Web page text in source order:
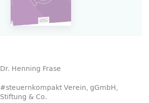
Dr. Henning Frase
#steuernkompakt Verein, gGmbH,
Stiftung & Co.